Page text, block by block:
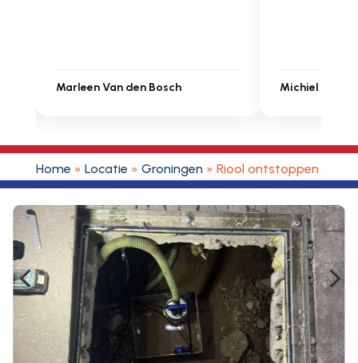
Michiel Uitdenbongerd
Home » Locatie » Groningen » Riool ontstoppen
4 5